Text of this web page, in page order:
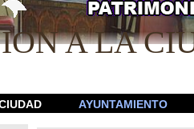
A LA
AYUNTAMIENTO